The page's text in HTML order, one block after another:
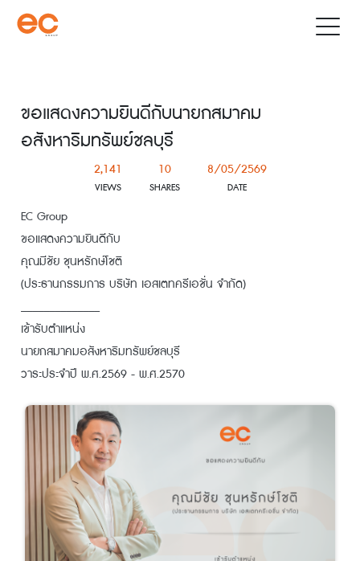
ขอแสดงความยินดีกับนายกสมาคม
อสังหาริมทรัพย์ชลบุรี
2,141
VIEWS
10
SHARES
8/05/2569
DATE
EC Group
ขอแสดงความยินดีกับ
คุณมีชัย ชุนหรักษ์โชติ
(ประธานกรรมการ บริษัท เอสเตทครีเอชั่น จำกัด)
______________
เข้ารับตำแหน่ง
นายกสมาคมอสังหาริมทรัพย์ชลบุรี
วาระประจำปี พ.ศ.2569 - พ.ศ.2570